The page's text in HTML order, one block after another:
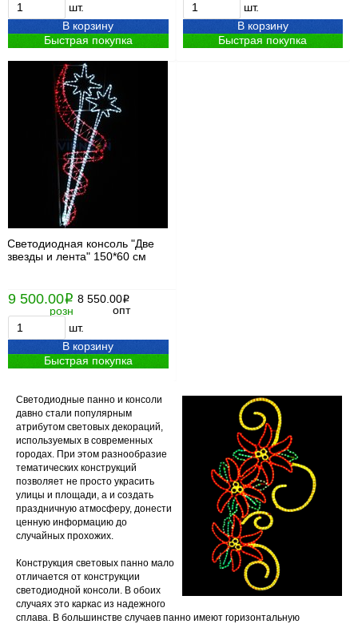
шт.
В корзину
Быстрая покупка
шт.
В корзину
Быстрая покупка
Светодиодная консоль "Две
звезды и лента" 150*60 см
9 500.00i
розн
8 550.00i
опт
шт.
В корзину
Быстрая покупка
Светодиодные панно и консоли
давно стали популярным
атрибутом световых декораций,
используемых в современных
городах. При этом разнообразие
тематических конструкций
позволяет не просто украсить
улицы и площади, а и создать
праздничную атмосферу, донести
ценную информацию до
случайных прохожих.
Конструкция световых панно мало
отличается от конструкции
светодиодной консоли. В обоих
случаях это каркас из надежного
сплава. В большинстве случаев панно имеют горизонтальную